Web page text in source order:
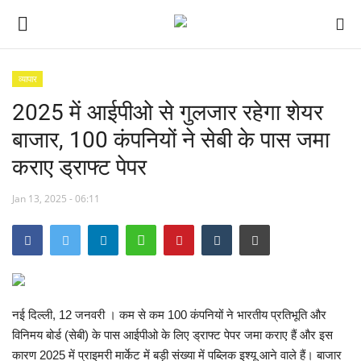
छत्तीसगढ़
मध्यप्रदेश
देश
अन्य देश
मनोरंजन
खेल
लाइफ स्टाइल
व्यापार
2025 में आईपीओ से गुलजार रहेगा शेयर
बाजार, 100 कंपनियों ने सेबी के पास जमा
कराए ड्राफ्ट पेपर
Jan 13, 2025 - 06:11
नई दिल्ली, 12 जनवरी । कम से कम 100 कंपनियों ने भारतीय प्रतिभूति और
विनिमय बोर्ड (सेबी) के पास आईपीओ के लिए ड्राफ्ट पेपर जमा कराए हैं और इस
कारण 2025 में प्राइमरी मार्केट में बड़ी संख्या में पब्लिक इश्यू आने वाले हैं। बाजार